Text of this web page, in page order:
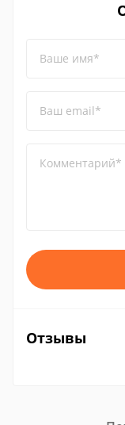
Ваше имя*
Ваш email*
Комментарий*
Отзывы